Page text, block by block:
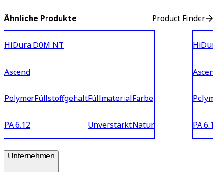
Ähnliche Produkte Product Finder
HiDura D0M NT
Ascend
Polymer
PA 6.12
FüllstoffgehaltFüllmaterial
Unverstärkt
Farbe
Natur PA
Unternehmen